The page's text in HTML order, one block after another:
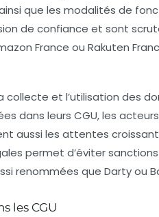
que les modalités de
de confiance et sont
France ou Rakuten
et l’utilisation des
dans leurs CGU, les
aussi les attentes
permet d’éviter
renommées que Darty ou
les CGU